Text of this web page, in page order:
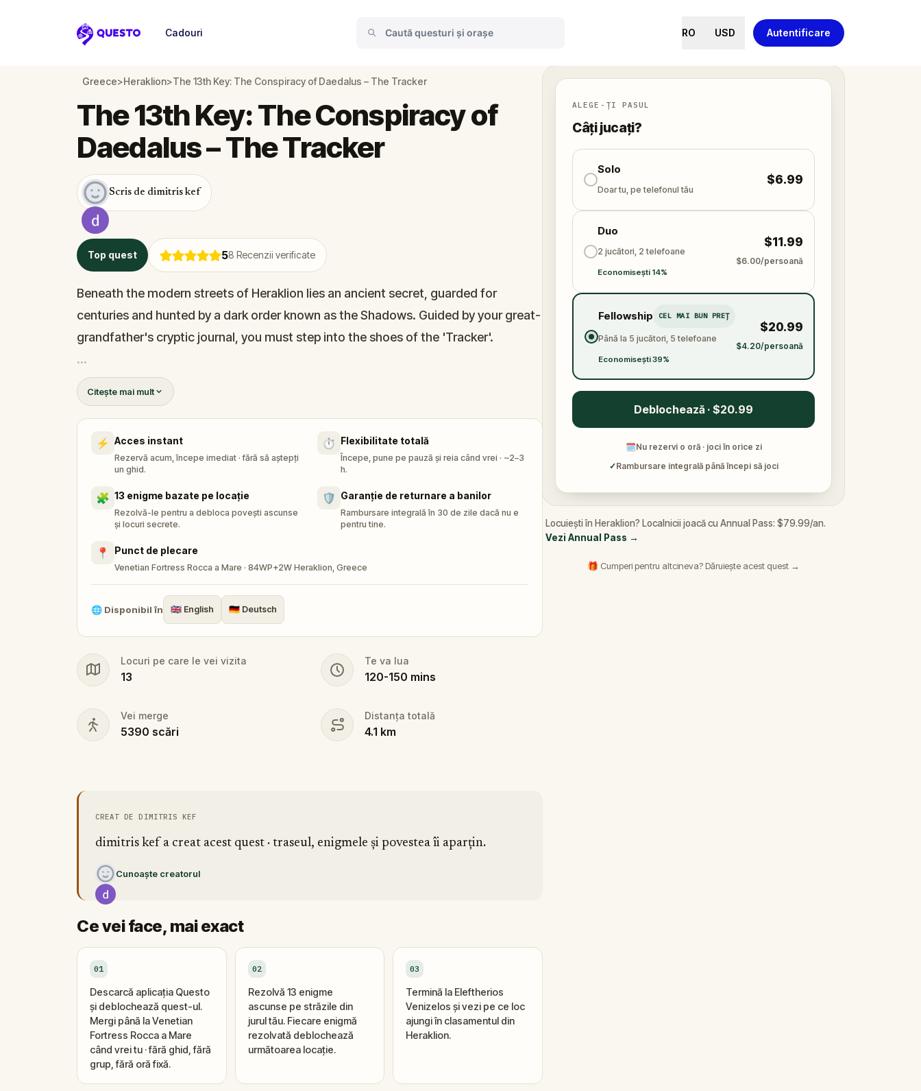
Questo
Cadouri RO USD Autentificare
Greece>Heraklion>The 13th Key: The Conspiracy of Daedalus – The Tracker
Top quest 58 Recenzii verificate
The 13th Key: The Conspiracy of
Daedalus – The Tracker
Scris de dimitris kef
Beneath the modern streets of Heraklion lies an ancient secret, guarded for
centuries and hunted by a dark order known as the Shadows. Guided by your great-
grandfather's cryptic journal, you must step into the shoes of the 'Tracker'.
Your mission: navigate the historic heart of Candia, uncover 13 hidden objects, and
crack the ultimate master codes before the city's true history is erased forever. The
Labyrinth awaits. Are you ready to follow the thread?
Citește mai mult
⚡ Acces instant
Rezervă acum, începe imediat · fără să aștepți
un ghid.
⏱️ Flexibilitate totală
Începe, pune pe pauză și reia când vrei · ~2–3
h.
🧩 13 enigme bazate pe locație
Rezolvă-le pentru a debloca povești ascunse
și locuri secrete.
🛡️ Garanție de returnare a banilor
Rambursare integrală în 30 de zile dacă nu e
pentru tine.
📍 Punct de plecare
Venetian Fortress Rocca a Mare · 84WP+2W Heraklion, Greece
🌐 Disponibil în 🇬🇧 English 🇩🇪 Deutsch
Locuri pe care le vei vizita
13
Te va lua
120-150 mins
Vei merge
5390 scări
Distanța totală
4.1 km
CREAT DE DIMITRIS KEF
dimitris kef a creat acest quest · traseul, enigmele și povestea îi aparțin.
Cunoaște creatorul
Ce vei face, mai exact
01
Descarcă aplicația Questo
și deblochează quest-ul.
Mergi până la Venetian
Fortress Rocca a Mare
când vrei tu · fără ghid, fără
grup, fără oră fixă.
02
Rezolvă 13 enigme
ascunse pe străzile din
jurul tău. Fiecare enigmă
rezolvată deblochează
următoarea locație.
03
Termină la Eleftherios
Venizelos și vezi pe ce loc
ajungi în clasamentul din
Heraklion.
ALEGE-ȚI PASUL
Câți jucați?
Solo
Doar tu, pe telefonul tău
$6.99
Duo
2 jucători, 2 telefoane
Economisești 14%
$11.99
$6.00/persoană
Fellowship CEL MAI BUN PREȚ
Până la 5 jucători, 5 telefoane
Economisești 39%
$20.99
$4.20/persoană
Deblochează · $20.99
🗓Nu rezervi o oră · joci în orice zi
✓Rambursare integrală până începi să joci
Locuiești în Heraklion? Localnicii joacă cu Annual Pass: $79.99/an.
Vezi Annual Pass →
🎁 Cumperi pentru altcineva? Dăruiește acest quest →